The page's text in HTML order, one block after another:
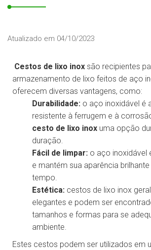
Atualizado em 04/10/2023
Cestos de lixo inox são recipientes
armazenamento de lixo feitos de aço
oferecem diversas vantagens, como:
Durabilidade: o aço inoxidável é
resistente à ferrugem e à
cesto de lixo inox uma opção
duração.
Fácil de limpar: o aço inoxidável
e mantém sua aparência
tempo.
Estética: cestos de lixo inox
elegantes e podem ser
tamanhos e formas para se
ambiente.
Estes cestos podem ser utilizados em